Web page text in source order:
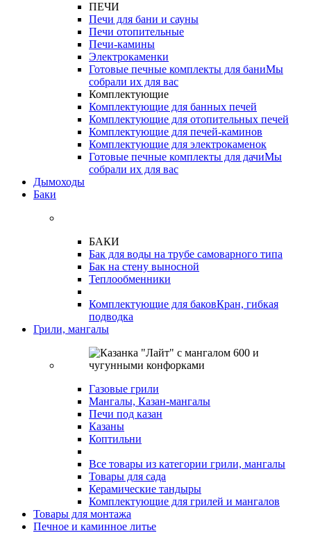
ПЕЧИ
Печи для бани и сауны
Печи отопительные
Печи-камины
Электрокаменки
Готовые печные комплекты для баниМы
собрали их для вас
Комплектующие
Комплектующие для банных печей
Комплектующие для отопительных печей
Комплектующие для печей-каминов
Комплектующие для электрокаменок
Готовые печные комплекты для дачиМы
собрали их для вас
Дымоходы
Баки
БАКИ
Бак для воды на трубе самоварного типа
Бак на стену выносной
Теплообменники
Комплектующие для баковКран, гибкая
подводка
Грили, мангалы
Газовые грили
Мангалы, Казан-мангалы
Печи под казан
Казаны
Коптильни
Все товары из категории грили, мангалы
Товары для сада
Керамические тандыры
Комплектующие для грилей и мангалов
Товары для монтажа
Печное и каминное литье